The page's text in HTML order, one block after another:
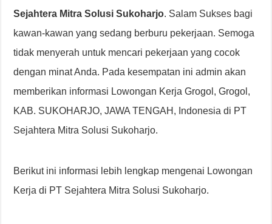
Sejahtera Mitra Solusi Sukoharjo. Salam Sukses bagi
kawan-kawan yang sedang berburu pekerjaan. Semoga
tidak menyerah untuk mencari pekerjaan yang cocok
dengan minat Anda. Pada kesempatan ini admin akan
memberikan informasi Lowongan Kerja Grogol, Grogol,
KAB. SUKOHARJO, JAWA TENGAH, Indonesia di PT
Sejahtera Mitra Solusi Sukoharjo.
Berikut ini informasi lebih lengkap mengenai Lowongan
Kerja di PT Sejahtera Mitra Solusi Sukoharjo.